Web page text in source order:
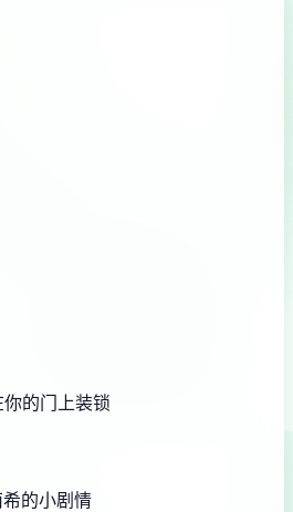
你的门上装锁
的小剧情